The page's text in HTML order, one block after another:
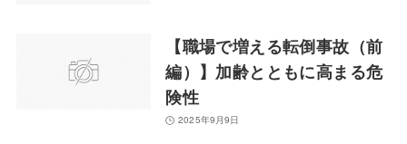
【職場で増える転倒事故（前
編）】加齢とともに高まる危
険性
2025年9月9日